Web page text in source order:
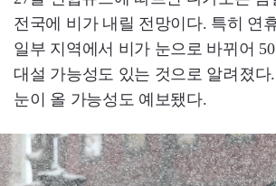
전국에 비가 내릴 전망이다. 특히 연
일부 지역에서 비가 눈으로 바뀌어
대설 가능성도 있는 것으로 알려졌다
눈이 올 가능성도 예보됐다.